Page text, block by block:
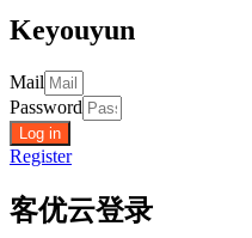
Keyouyun
Mail
Password
Log in
Register
客优云登录